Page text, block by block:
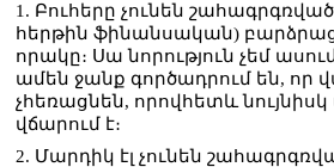
1. Բուհերը չունեն
հերթին ֆինանսական)
որակը։ Սա նորություն չեմ
ամեն ջանք գործադրում են, որ
չհեռացնեն, որովհետև
վճարում է։
2. Մարդիկ էլ չունեն